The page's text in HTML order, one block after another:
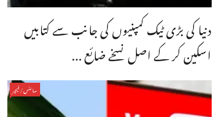
دنیا کی بڑی ٹیک کمپنیوں کی جانب سے کتابیں
اسکین کر کے اصل نسخے ضائع ...
سائنس/فیچر